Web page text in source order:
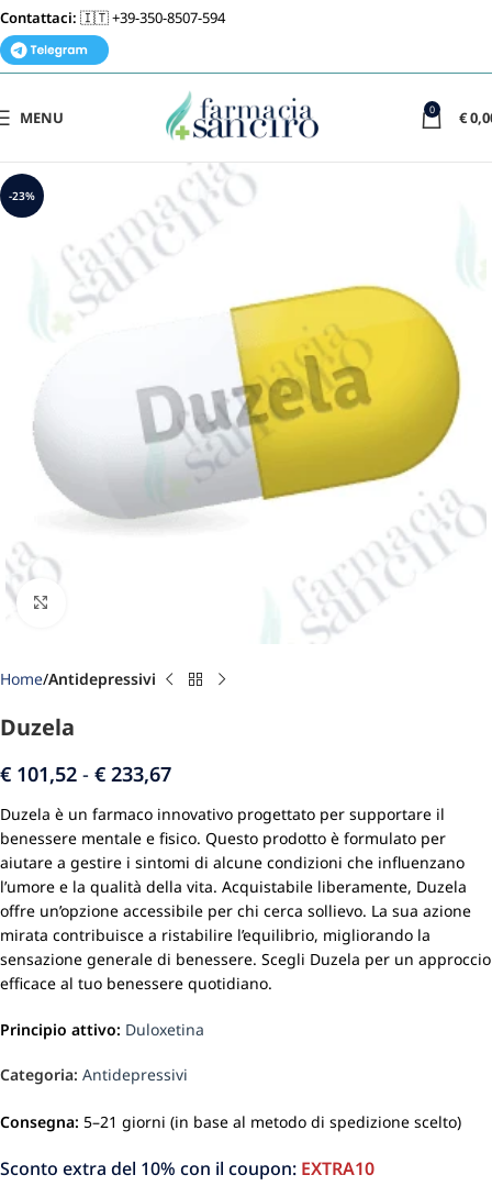
Contattaci: 🇮🇹 +39-350-8507-594
MENU 0 €
-23%
Home Antidepressivi
Duzela
€ 101,52 - € 233,67
Duzela è un farmaco innovativo progettato per supportare il
benessere mentale e fisico. Questo prodotto è formulato per
aiutare a gestire i sintomi di alcune condizioni che influenzano
l’umore e la qualità della vita. Acquistabile liberamente, Duzela
offre un’opzione accessibile per chi cerca sollievo. La sua azione
mirata contribuisce a ristabilire l’equilibrio, migliorando la
sensazione generale di benessere. Scegli Duzela per un approccio
efficace al tuo benessere quotidiano.
Principio attivo: Duloxetina
Categoria: Antidepressivi
Consegna: 5–21 giorni (in base al metodo di spedizione scelto)
Sconto extra del 10% con il coupon: EXTRA10